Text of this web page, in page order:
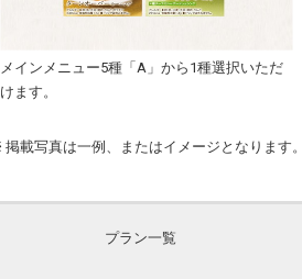
メインメニュー5種「A」から1種選択いただ
けます。
掲載写真は一例、またはイメージとなります。
プラン一覧